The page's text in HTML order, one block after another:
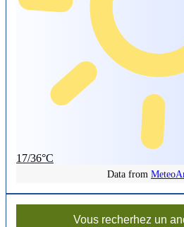
17/36°C
Data from
Vous recherhez un